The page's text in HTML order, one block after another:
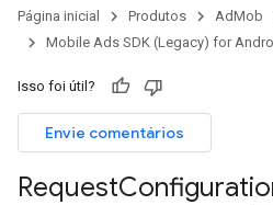
Página inicial Produtos AdMob
Mobile Ads SDK (Legacy) for
Isso foi útil?
Envie comentários
Request